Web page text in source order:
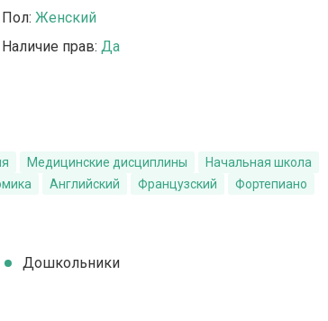
Пол: Женский
Наличие прав: Да
Медицинские дисциплины
Начальная школа
Английский Французский
Фортепиано
Дошкольники